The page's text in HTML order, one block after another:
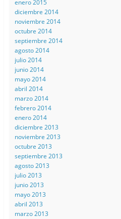
enero 2015
diciembre 2014
noviembre 2014
octubre 2014
septiembre 2014
agosto 2014
julio 2014
junio 2014
mayo 2014
abril 2014
marzo 2014
febrero 2014
enero 2014
diciembre 2013
noviembre 2013
octubre 2013
septiembre 2013
agosto 2013
julio 2013
junio 2013
mayo 2013
abril 2013
marzo 2013